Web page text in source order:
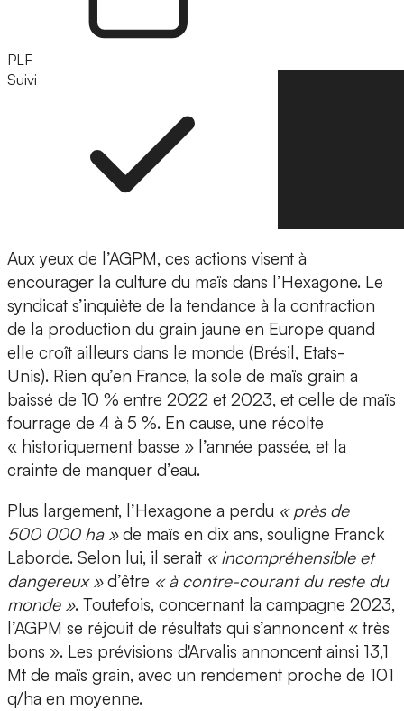
PLF
Suivi
Aux yeux de l’AGPM, ces actions visent à
encourager la culture du maïs dans l’Hexagone. Le
syndicat s’inquiète de la tendance à la contraction
de la production du grain jaune en Europe quand
elle croît ailleurs dans le monde (Brésil, Etats-
Unis). Rien qu’en France, la sole de maïs grain a
baissé de 10 % entre 2022 et 2023, et celle de maïs
fourrage de 4 à 5 %. En cause, une récolte
« historiquement basse » l’année passée, et la
crainte de manquer d’eau.
Plus largement, l’Hexagone a perdu « près de
500 000 ha »de maïs en dix ans, souligne Franck
Laborde. Selon lui, il serait « incompréhensible et
dangereux »d’être « à contre-courant du reste du
monde ». Toutefois, concernant la campagne 2023,
l’AGPM se réjouit de résultats qui s’annoncent « très
bons ». Les prévisions d'Arvalis annoncent ainsi 13,1
Mt de maïs grain, avec un rendement proche de 101
q/ha en moyenne.